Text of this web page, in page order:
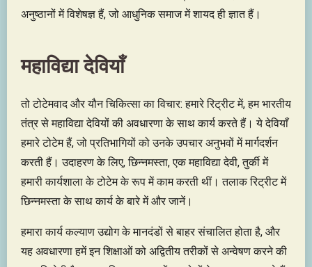
अनुष्ठानों में विशेषज्ञ हैं, जो आधुनिक समाज में शायद ही ज्ञात हैं।
महाविद्या देवियाँ
तो टोटेमवाद और यौन चिकित्सा का विचार: हमारे रिट्रीट में, हम भारतीय
तंत्र से महाविद्या देवियों की अवधारणा के साथ कार्य करते हैं। ये देवियाँ
हमारे टोटेम हैं, जो प्रतिभागियों को उनके उपचार अनुभवों में मार्गदर्शन
करती हैं। उदाहरण के लिए, छिन्नमस्ता, एक महाविद्या देवी, तुर्की में
हमारी कार्यशाला के टोटेम के रूप में काम करती थीं। तलाक रिट्रीट में
छिन्नमस्ता के साथ कार्य के बारे में और जानें।
हमारा कार्य कल्याण उद्योग के मानदंडों से बाहर संचालित होता है, और
यह अवधारणा हमें इन शिक्षाओं को अद्वितीय तरीकों से अन्वेषण करने की